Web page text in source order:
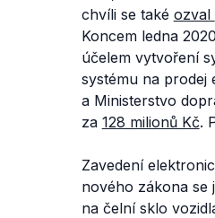
chvíli se také ozval
Koncem ledna
účelem vytvoření
systému na prodej
a Ministerstvo
za 128 milionů Kč.
Zavedení
nového zákona se
na čelní sklo